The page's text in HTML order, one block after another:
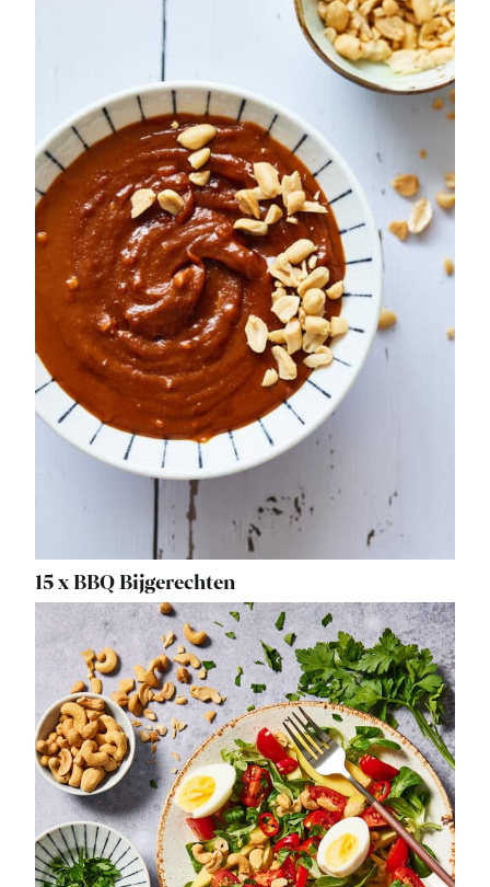
15 x BBQ Bijgerechten